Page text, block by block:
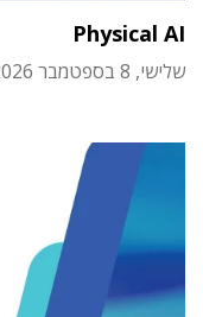
Physical AI
שלישי, 8 בספטמבר 2026